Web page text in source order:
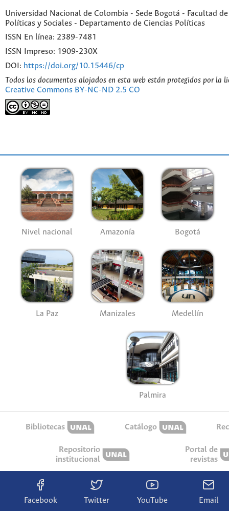
Universidad Nacional de Colombia - Sede Bogotá - Facultad
Políticas y Sociales - Departamento de Ciencias Políticas
ISSN En línea: 2389-7481
ISSN Impreso: 1909-230X
DOI: https://doi.org/10.15446/cp
Todos los documentos alojados en esta web están protegidos por la
Creative Commons BY-NC-ND 2.5 CO
Nivel nacional Amazonía Bogotá
La Paz Manizales Medellín
Palmira
Bibliotecas Catálogo
Repositorio
institucional
Portal de
revistas
Facebook Twitter YouTube Email